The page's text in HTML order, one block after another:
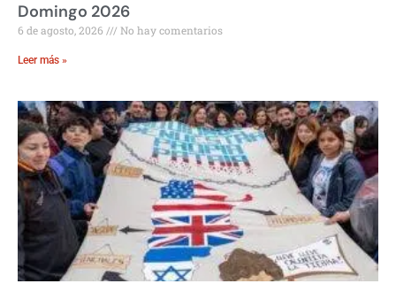
Domingo 2026
6 de agosto, 2026 No hay comentarios
Leer más »